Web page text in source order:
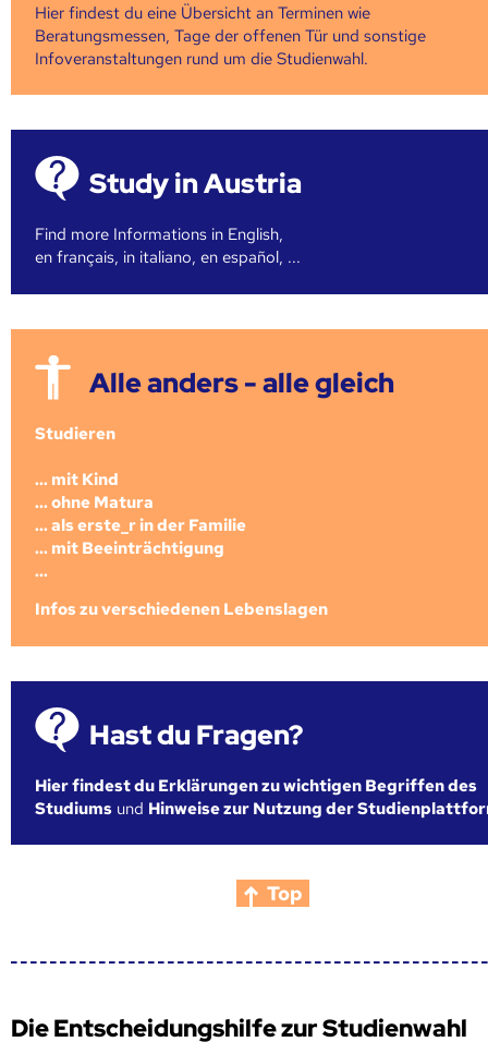
Hier findest du eine Übersicht an Terminen wie
Beratungsmessen, Tage der offenen Tür und sonstige
Infoveranstaltungen rund um die Studienwahl.
Study in Austria
Find more Informations in English,
en français, in italiano, en español, ...
Alle anders - alle gleich
Studieren
... mit Kind
... ohne Matura
... als erste_r in der Familie
... mit Beeinträchtigung
...
Infos zu verschiedenen Lebenslagen
Hast du Fragen?
Hier findest du Erklärungen zu wichtigen Begriffen des
Studiums und Hinweise zur Nutzung der
Top
Die Entscheidungshilfe zur Studienwahl